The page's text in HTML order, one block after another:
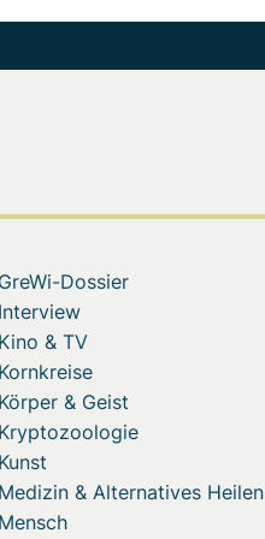
GreWi-Dossier
Interview
Kino & TV
Kornkreise
Körper & Geist
Kryptozoologie
Kunst
Medizin & Alternatives Heilen
Mensch